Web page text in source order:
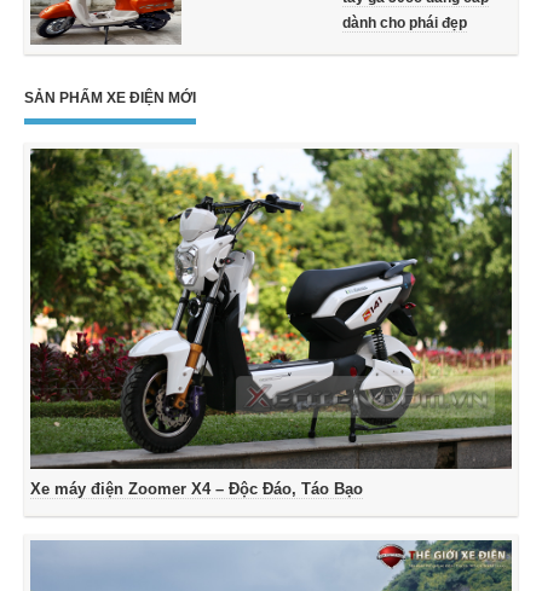
dành cho phái đẹp
SẢN PHẨM XE ĐIỆN MỚI
Xe máy điện Zoomer X4 – Độc Đáo, Táo Bạo